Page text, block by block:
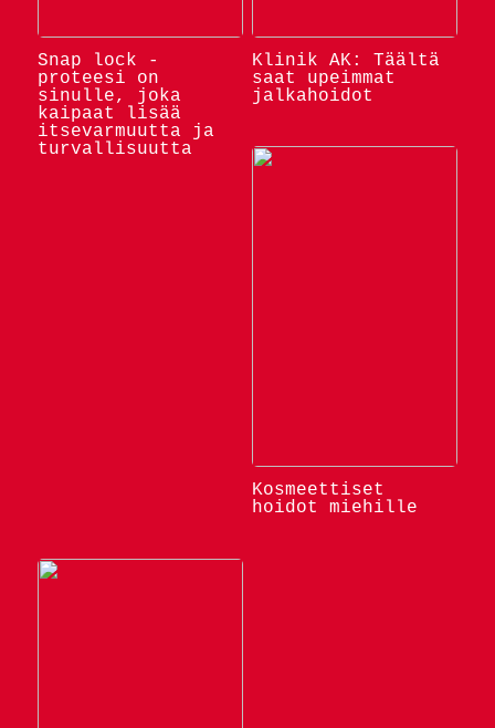
Snap lock -
proteesi on
sinulle, joka
kaipaat lisää
itsevarmuutta ja
turvallisuutta
Klinik AK: Täältä
saat upeimmat
jalkahoidot
Kosmeettiset
hoidot miehille